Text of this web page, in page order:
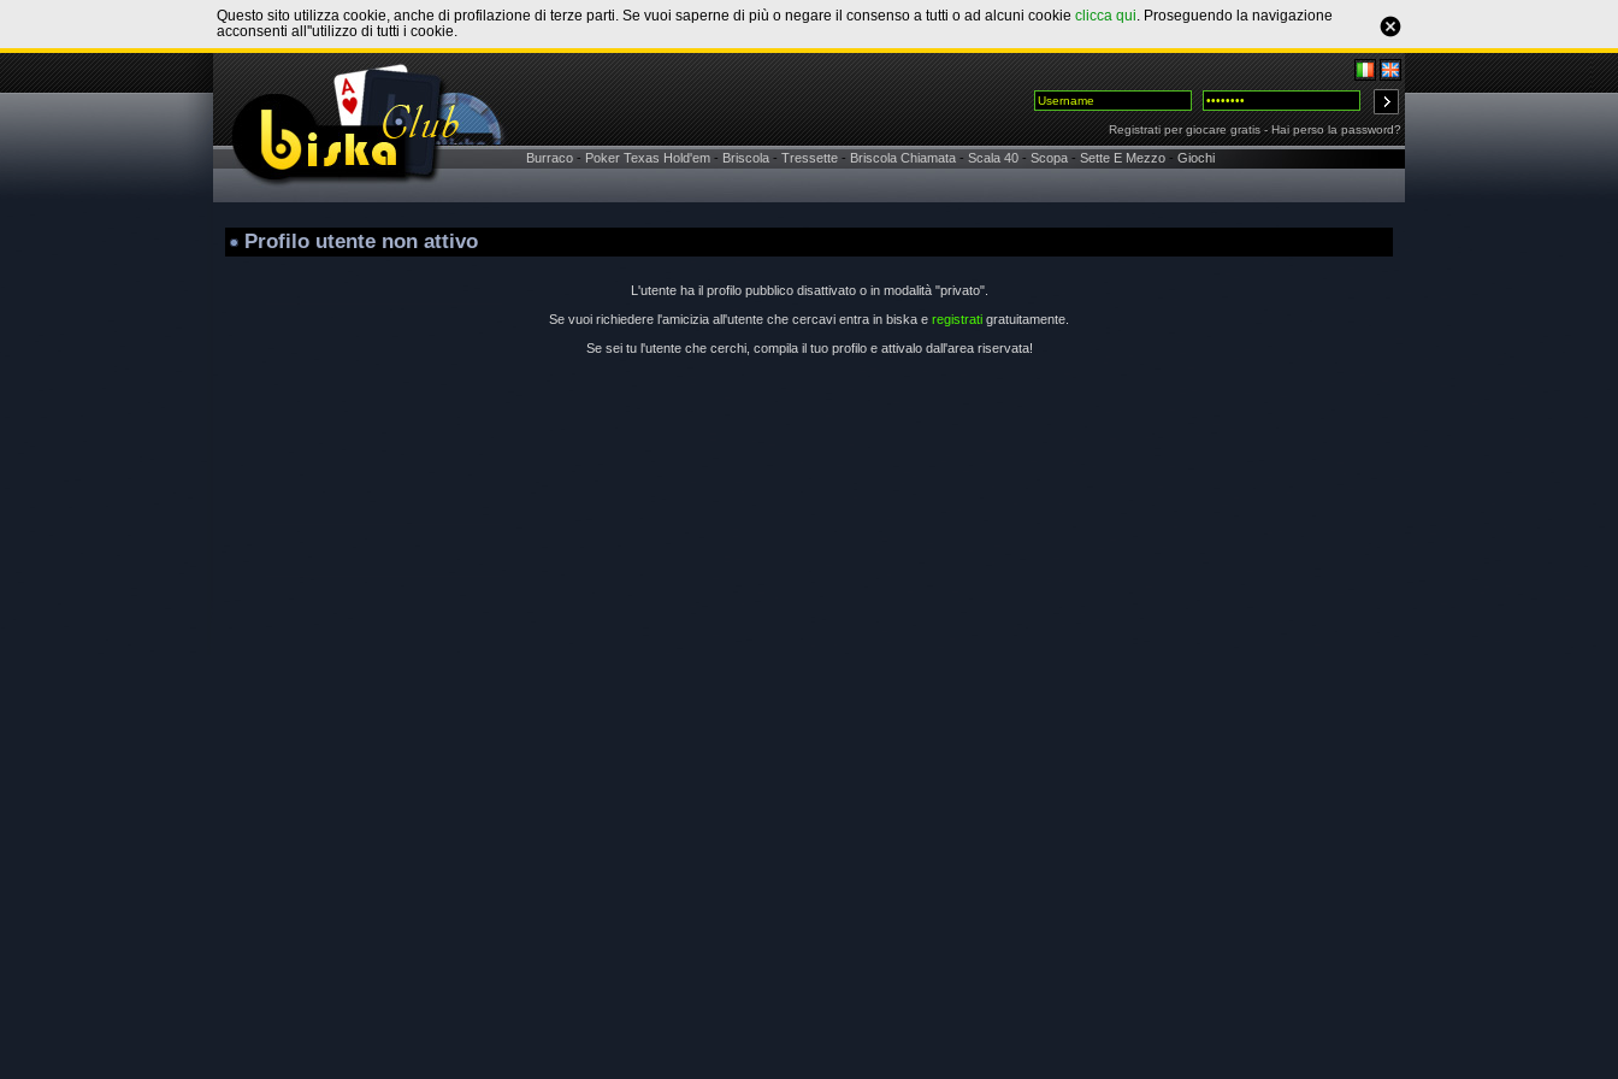
Questo sito utilizza cookie, anche di profilazione di terze parti. Se vuoi saperne di più o negare il consenso a tutti o ad alcuni cookie clicca qui. Proseguendo la navigazione
acconsenti all''utilizzo di tutti i cookie.
Registrati per giocare gratis - Hai perso la password?
Burraco - Poker Texas Hold'em - Briscola - Tressette - Briscola Chiamata - Scala 40 - Scopa - Sette E Mezzo - Giochi
Profilo utente non attivo
L'utente ha il profilo pubblico disattivato o in modalità "privato".
Se vuoi richiedere l'amicizia all'utente che cercavi entra in biska e registrati gratuitamente.
Se sei tu l'utente che cerchi, compila il tuo profilo e attivalo dall'area riservata!